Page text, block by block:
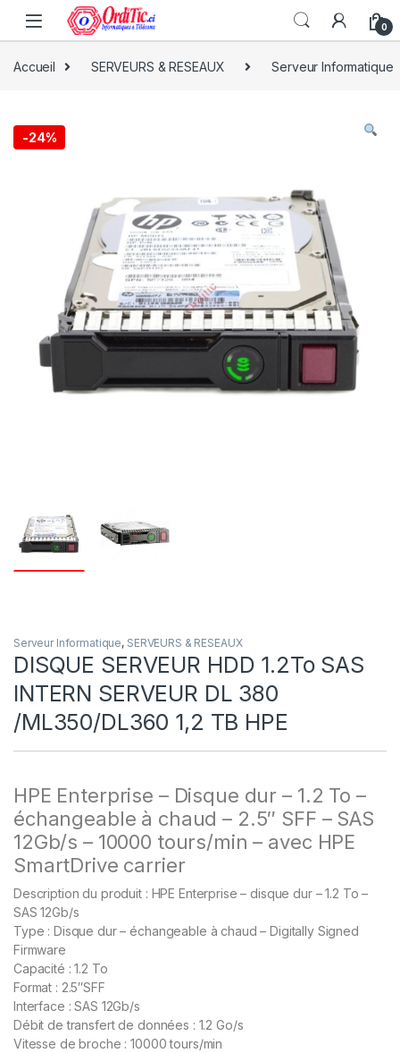
0
Accueil SERVEURS & RESEAUX Serveur Informatique
-24%
Serveur Informatique, SERVEURS & RESEAUX
DISQUE SERVEUR HDD 1.2To SAS
INTERN SERVEUR DL 380
/ML350/DL360 1,2 TB HPE
HPE Enterprise – Disque dur – 1.2 To –
échangeable à chaud – 2.5″ SFF – SAS
12Gb/s – 10000 tours/min – avec HPE
SmartDrive carrier
Description du produit : HPE Enterprise – disque dur – 1.2 To –
SAS 12Gb/s
Type : Disque dur – échangeable à chaud – Digitally Signed
Firmware
Capacité : 1.2 To
Format : 2.5″SFF
Interface : SAS 12Gb/s
Débit de transfert de données : 1.2 Go/s
Vitesse de broche : 10000 tours/min